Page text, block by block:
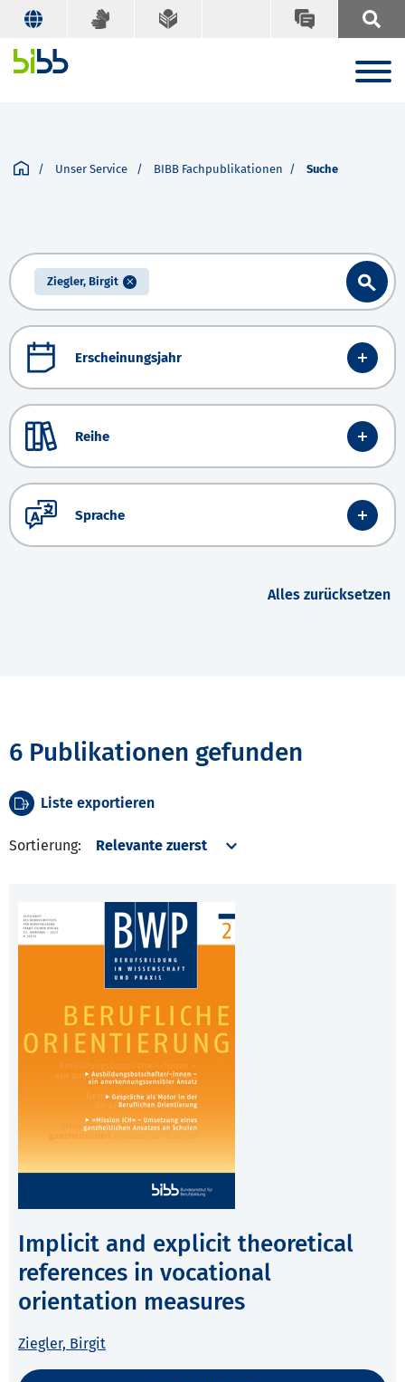
Unser Service BIBB Fachpublikationen Suche
Ziegler, Birgit
Erscheinungsjahr
Reihe
Sprache
Alles zurücksetzen
6 Publikationen gefunden
Liste exportieren
Sortierung:
Implicit and explicit theoretical
references in vocational
orientation measures
Ziegler, Birgit